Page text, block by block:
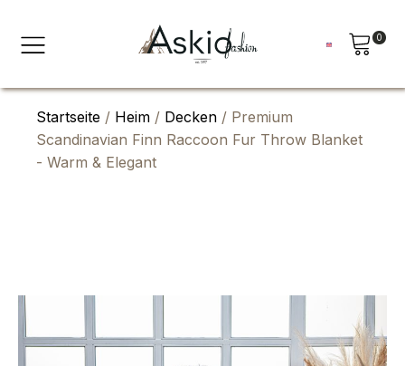
0
Startseite / Heim / Decken / Premium
Scandinavian Finn Raccoon Fur Throw Blanket
- Warm & Elegant